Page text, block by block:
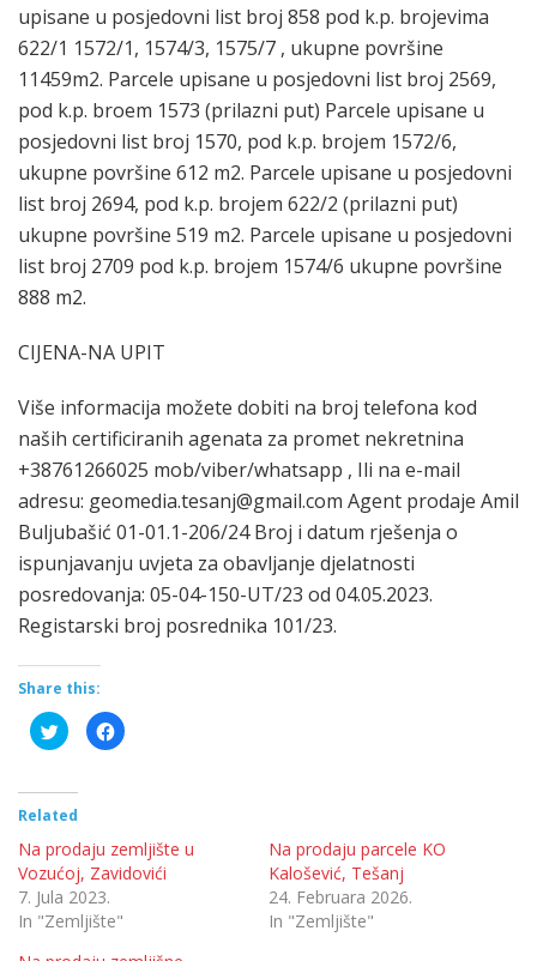
upisane u posjedovni list broj 858 pod k.p. brojevima
622/1 1572/1, 1574/3, 1575/7 , ukupne površine
11459m2. Parcele upisane u posjedovni list broj 2569,
pod k.p. broem 1573 (prilazni put) Parcele upisane u
posjedovni list broj 1570, pod k.p. brojem 1572/6,
ukupne površine 612 m2. Parcele upisane u posjedovni
list broj 2694, pod k.p. brojem 622/2 (prilazni put)
ukupne površine 519 m2. Parcele upisane u posjedovni
list broj 2709 pod k.p. brojem 1574/6 ukupne površine
888 m2.
CIJENA-NA UPIT
Više informacija možete dobiti na broj telefona kod
naših certificiranih agenata za promet nekretnina
+38761266025 mob/viber/whatsapp , Ili na e-mail
adresu: geomedia.tesanj@gmail.com Agent prodaje Amil
Buljubašić 01-01.1-206/24 Broj i datum rješenja o
ispunjavanju uvjeta za obavljanje djelatnosti
posredovanja: 05-04-150-UT/23 od 04.05.2023.
Registarski broj posrednika 101/23.
Share this:
Click
to
share
(Opens
in
new
window)
Click
to
window)
Related
Na prodaju zemljište u
Vozućoj, Zavidovići
7. Jula 2023.
In "Zemljište"
Na prodaju parcele KO
Kalošević, Tešanj
24. Februara 2026.
In "Zemljište"